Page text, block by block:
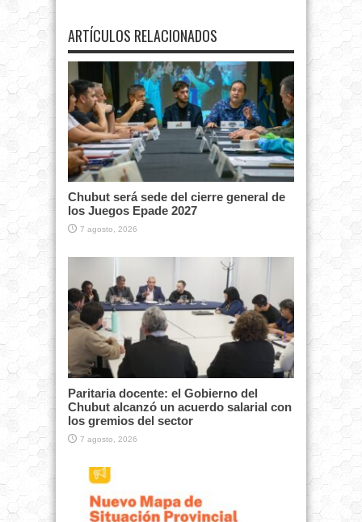
ARTÍCULOS RELACIONADOS
Chubut será sede del cierre general de
los Juegos Epade 2027
7 agosto, 2026
Paritaria docente: el Gobierno del
Chubut alcanzó un acuerdo salarial con
los gremios del sector
7 agosto, 2026